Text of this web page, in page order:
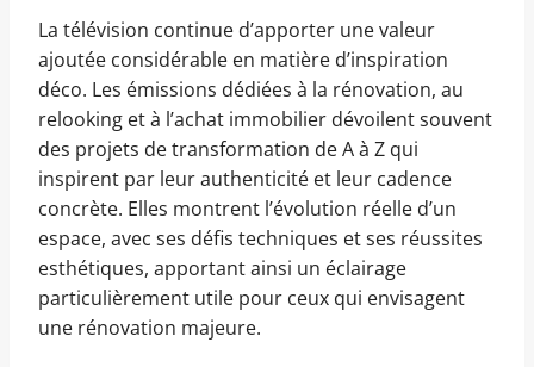
La télévision continue d’apporter une valeur
ajoutée considérable en matière d’inspiration
déco. Les émissions dédiées à la rénovation, au
relooking et à l’achat immobilier dévoilent souvent
des projets de transformation de A à Z qui
inspirent par leur authenticité et leur cadence
concrète. Elles montrent l’évolution réelle d’un
espace, avec ses défis techniques et ses réussites
esthétiques, apportant ainsi un éclairage
particulièrement utile pour ceux qui envisagent
une rénovation majeure.